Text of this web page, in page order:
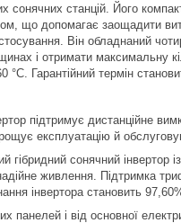
сонячних станцій. Його
що допомагає заощадити
Він обладнаний
і отримати максимальну
Гарантійний термін
підтримує дистанційне
експлуатацію й
сонячний інвертор
живлення. Підтримка
інвертора становить
панелей і від основної